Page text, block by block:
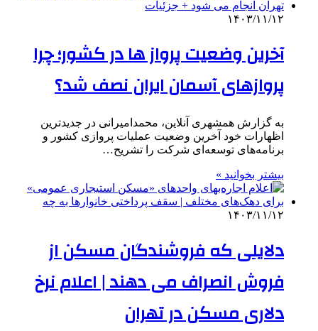
۱۴۰۳/۱۱/۱۲
آخرین وضعیت پرواز ها در کشور؛ چرا
پروازهای آسمان ایران نصف شد؟
به گزارش همشهری آنلاین، محمدامیرانی در جدیدترین
اظهارات خود آخرین وضعیت عملیات پروازی کشور و
برنامه‌های توسعه‌ای شرکت را تشریح…
بیشتر بخوانید »
۱۴۰۳/۱۱/۱۲
دلایلی که فروشندگان مسکن از
فروش انصراف می دهند | اعلام نرخ
دلاری مسکن در تهران